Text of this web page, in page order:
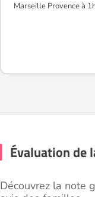
Marseille Provence à
Évaluation de
Découvrez la note